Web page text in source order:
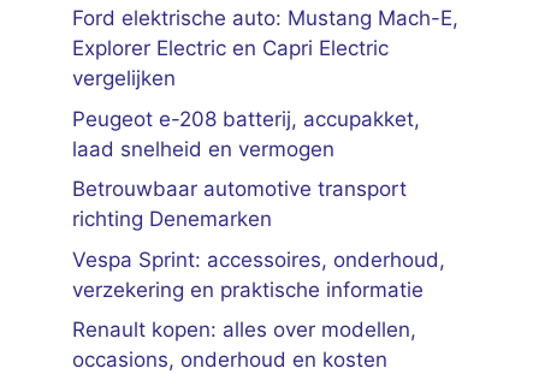
Ford elektrische auto: Mustang Mach-E,
Explorer Electric en Capri Electric
vergelijken
Peugeot e-208 batterij, accupakket,
laad snelheid en vermogen
Betrouwbaar automotive transport
richting Denemarken
Vespa Sprint: accessoires, onderhoud,
verzekering en praktische informatie
Renault kopen: alles over modellen,
occasions, onderhoud en kosten